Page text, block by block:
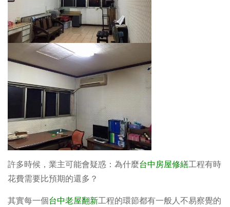
許多時候，業主可能會疑惑：為什麼台中房屋修繕工程有時
花費需要比預期的還多？
其實每一個台中老屋翻新工程的環節都有一般人不易察覺的